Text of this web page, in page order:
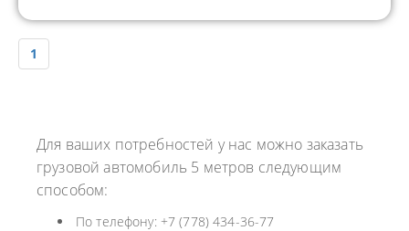
1
Для ваших потребностей у нас можно заказать
грузовой автомобиль 5 метров следующим
способом:
По телефону: +7 (778) 434-36-77